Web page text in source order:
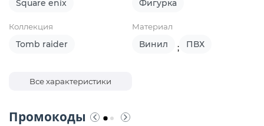
Square enix Фигурка
Коллекция
Tomb raider
Материал
Винил ; ПВХ
Все характеристики
Промокоды